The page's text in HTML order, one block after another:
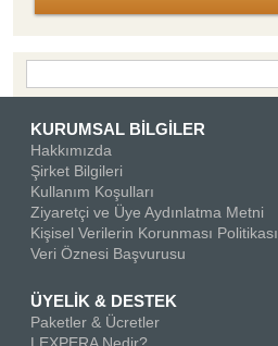
KURUMSAL BİLGİLER
Hakkımızda
Şirket Bilgileri
Kullanım Koşulları
Ziyaretçi ve Üye Aydınlatma Metni
Kişisel Verilerin Korunması Politikası
Veri Öznesi Başvurusu
ÜYELİK & DESTEK
Paketler & Ücretler